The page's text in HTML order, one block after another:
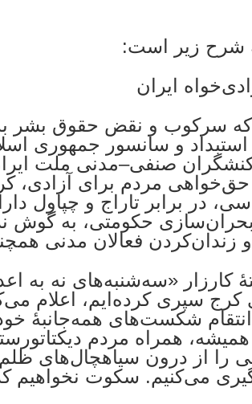
شرح زیر است:
ایران
سرکوب و نقض حقوق بشر
و سانسور جمهوری
کنشگران صنفی–مدنی ملت
حق‌خواهی مردم برای آزادی،
در برابر تاراج و چپاول
حکومتی، به گوش
زندان‌کردن فعالان مدنی
کارزار «سه‌شنبه‌های نه به
کرج سپری کرده‌ایم، اعلام
شکست‌های همه‌جانبهٔ
همیشه، همراه مردم
را از درون سیاهچال‌های
می‌کنیم. سکوت نخواهیم